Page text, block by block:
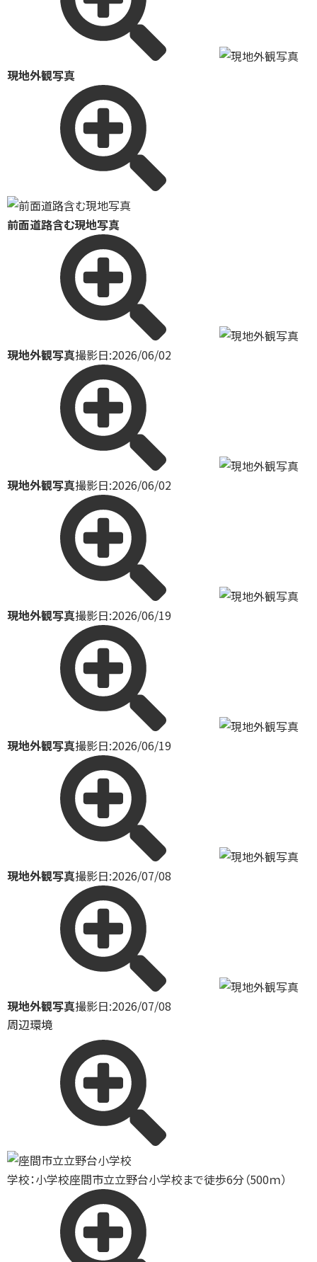
現地外観写真
前面道路含む現地写真
現地外観写真撮影日:2026/06/02
現地外観写真撮影日:2026/06/02
現地外観写真撮影日:2026/06/19
現地外観写真撮影日:2026/06/19
現地外観写真撮影日:2026/07/08
現地外観写真撮影日:2026/07/08
周辺環境
学校：小学校座間市立立野台小学校まで徒歩6分（500ｍ）